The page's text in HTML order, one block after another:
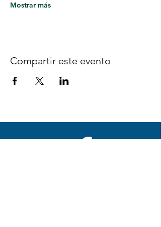
Mostrar más
Compartir este evento